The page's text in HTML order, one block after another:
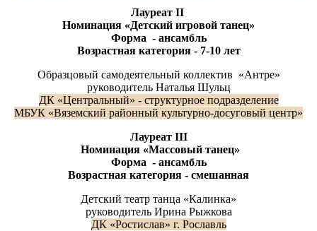
Лауреат II
Номинация «Детский игровой танец»
Форма - ансамбль
Возрастная категория - 7-10 лет
Образцовый самодеятельный коллектив «Антре»
руководитель Наталья Шульц
ДК «Центральный» - структурное подразделение
МБУК «Вяземский районный культурно-досуговый центр»
ЛауреатIII
Номинация «Массовый танец»
Форма - ансамбль
Возрастная категория - смешанная
Детский театр танца «Калинка»
руководитель Ирина Рыжкова
ДК «Ростислав» г. Рославль